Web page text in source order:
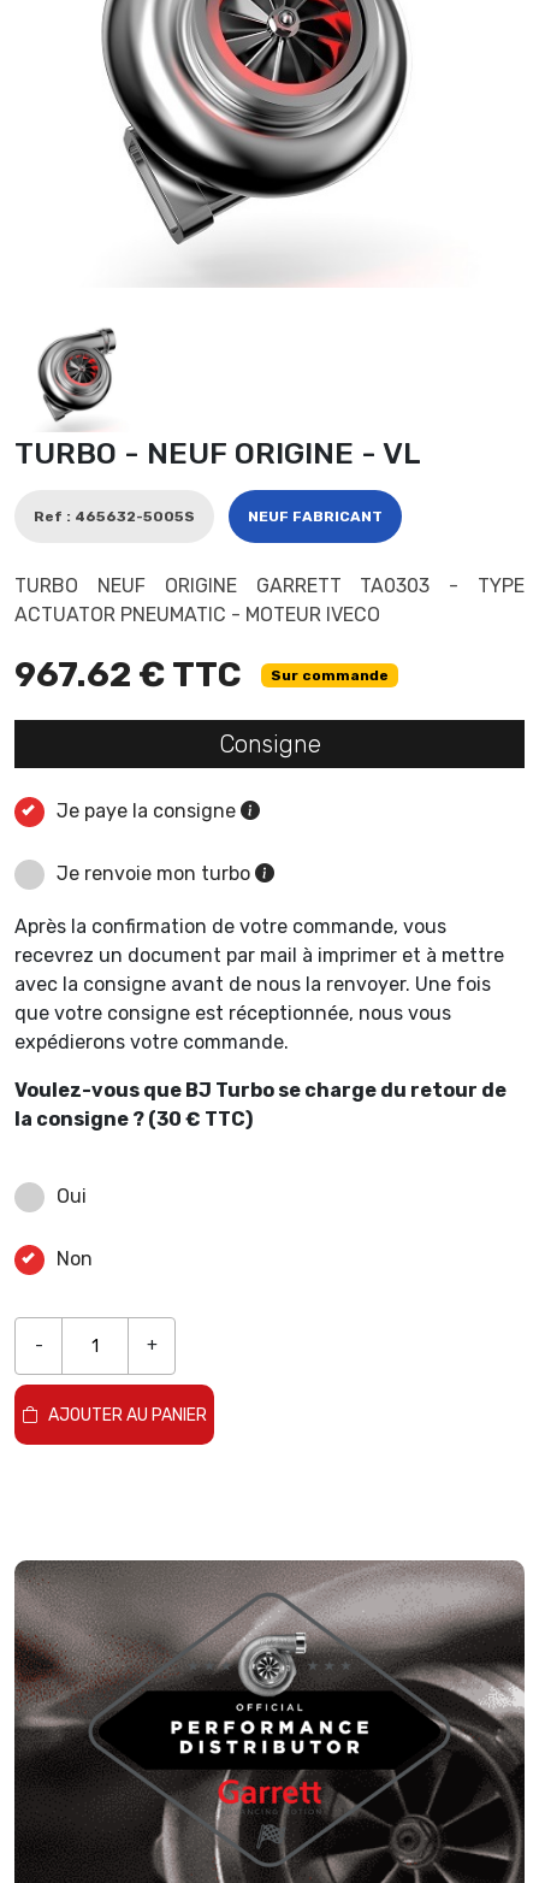
TURBO - NEUF ORIGINE - VL
Ref : 465632-5005S NEUF FABRICANT
TURBO NEUF ORIGINE GARRETT TA0303 - TYPE
ACTUATOR PNEUMATIC - MOTEUR IVECO
967.62 € TTC Sur commande
Consigne
Je paye la consigne
Je renvoie mon turbo
Après la confirmation de votre commande, vous
recevrez un document par mail à imprimer et à mettre
avec la consigne avant de nous la renvoyer. Une fois
que votre consigne est réceptionnée, nous vous
expédierons votre commande.
Voulez-vous que BJ Turbo se charge du retour de
la consigne ? (30 € TTC)
Oui
Non
- +
AJOUTER AU PANIER